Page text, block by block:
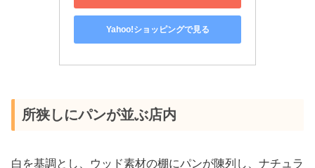
Yahoo!ショッピングで見る
所狭しにパンが並ぶ店内
白を基調とし、ウッド素材の棚にパンが陳列し、ナチュラ